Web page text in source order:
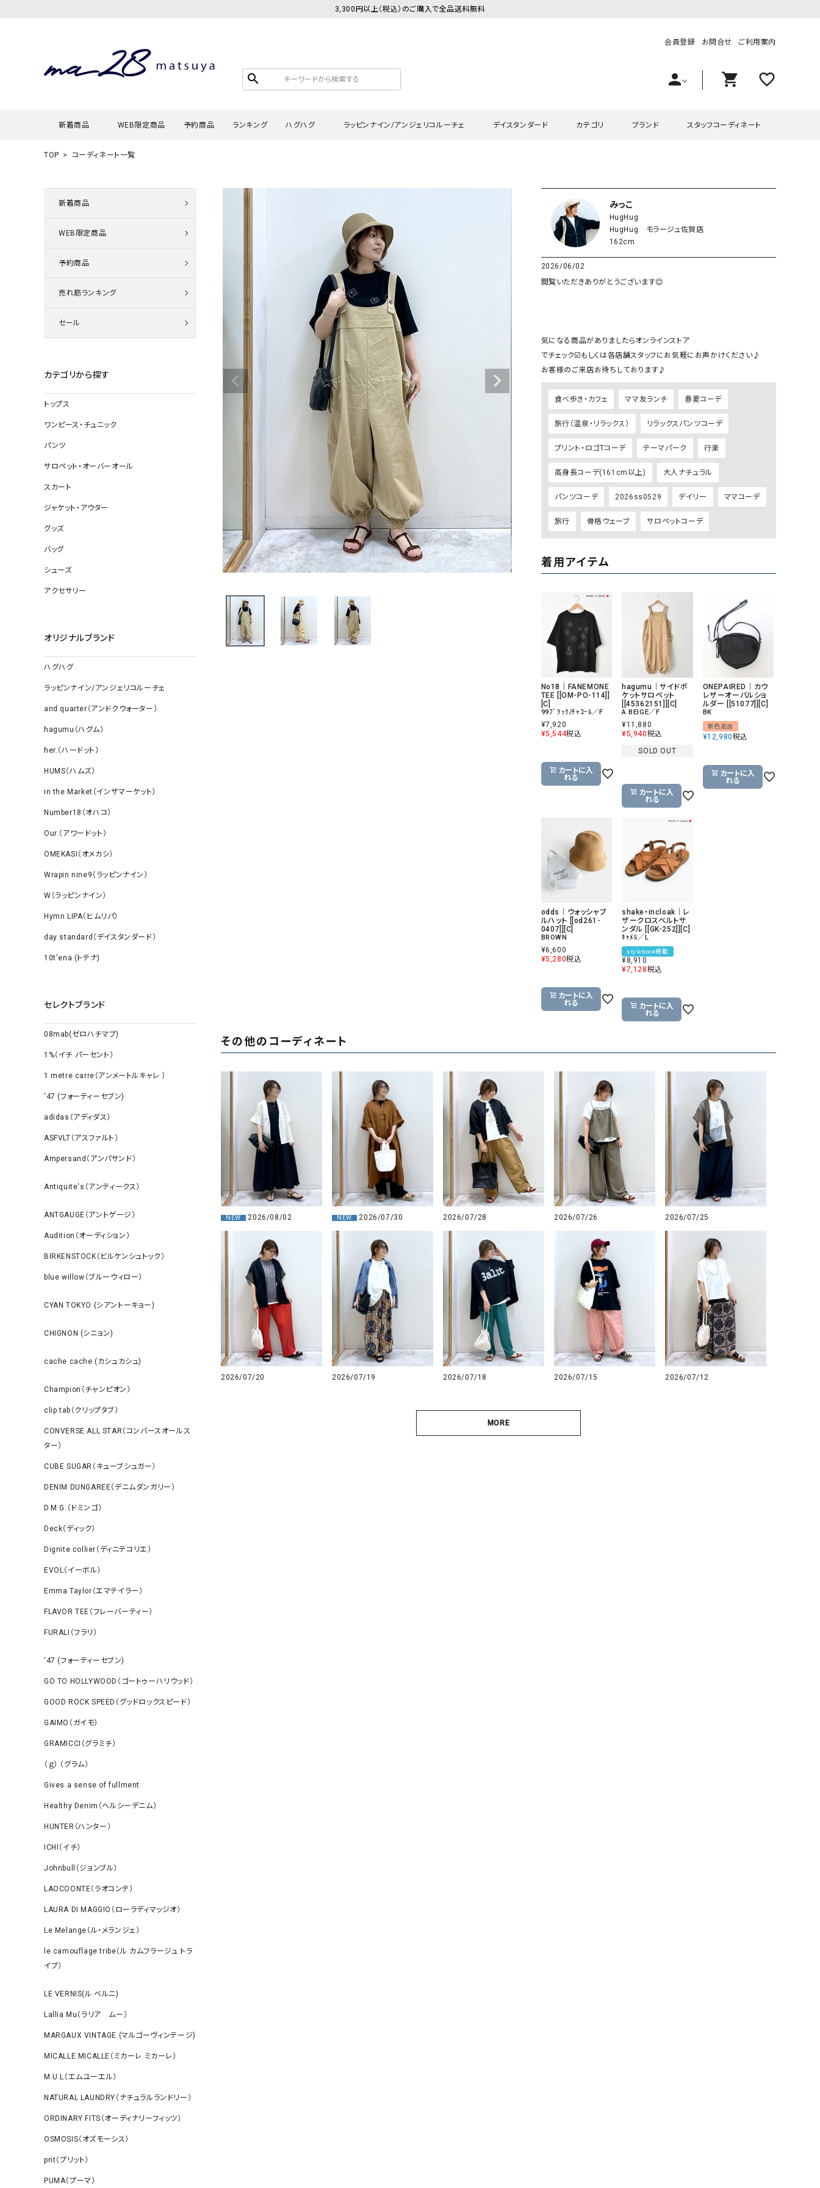
3,300円以上（税込）のご購入で全品送料無料
search
会員登録 お問合せ ご利用案内
person shopping_cart favorite_outline
新着商品 WEB限定商品 予約商品 ランキング ハグハグ
ロング・マキシ丈
その他スカート
すべて見る
帽子
ソックス
その他雑貨
ラッピンナイン/アンジェリコルーチェ
タンクトップ・キャミソール
デニムパンツ
その他のパンツ
ジャケット
その他アウター
デイスタンダード
チュニック
その他スカート
帽子
ソックス・その他雑貨
カテゴリ
ワンピース・チュニック
サロペット・オーバーオール
スカート
ジャケット・アウター
ワンピース・チュニック
サロペット・オーバーオール
ジャケット・アウター
ブランド
ラッピンナイン/アンジェリコルーチェ
hagumu（ハグム）
her.（ハードット）
and quarter（アンドクウォーター） HUMS（ハムズ）
Our.（アワードット）
1%（イチ パーセント）
1 metre carre（アンメートルキャレ ）
120%lino（ワンハンドレッドトゥエンティ
ーパーセントリノ）
adidas（アディダス）
Ampersand（アンパサンド）
Audition（オーディション）
ORDINARY FITS（オーディ
blue willow（ブルーウィロー） Osmosis（オズモシス）
blue willow（ブルーウィロー） prit（プリット）
CUBE SUGAR（キューブシュガー） PUMA（プーマ）
CONVERSE ALL STAR（コンバースオー
ルスター）
Risley（リズレー）
Champion（チャンピオン） RED CARD（レッドカード）
DENIM DUNGAREE（デニムダンガリー） SO（エスオー）
SUN VALLEY（サンバレー）
EVOL（イーボル）
ダ）
Emma Taylor（エマテイラー）
GO TO HOLLYWOOD（ゴートゥーハリウ
ッド）
G-STAR RAW（ジースターロウ）
GAIMO（ガイモ）
GRAMICCI（グラミチ）
Gives a sense of fullment
HUNTER（ハンター）
ILIMA（イリマ）
スタッフコーディネート
TOP コーディネート一覧
新着商品
WEB限定商品
予約商品
売れ筋ランキング
セール
カテゴリから探す
トップス
ワンピース・チュニック
パンツ
サロペット・オーバーオール
スカート
ジャケット・アウター
グッズ
バッグ
シューズ
アクセサリー
オリジナルブランド
ハグハグ
ラッピンナイン/アンジェリコルーチェ
and quarter（アンドクウォーター）
hagumu（ハグム）
her.（ハードット）
HUMS（ハムズ）
in the Market（インザマーケット）
Number18（オハコ）
Our.（アワードット）
OMEKASI（オメカシ）
Wrapin nine9（ラッピンナイン）
W（ラッピンナイン）
Hymn LIPA（ヒムリパ）
day standard（デイスタンダード）
10t'ena (トテナ)
セレクトブランド
08mab(ゼロハチマブ)
1%（イチ パーセント）
1 metre carre（アンメートルキャレ ）
‘47 (フォーティーセブン)
adidas（アディダス）
ASFVLT（アスファルト）
Ampersand（アンパサンド）
Antiquite's（アンティークス）
ANTGAUGE（アントゲージ）
Audition（オーディション）
BIRKENSTOCK（ビルケンシュトック）
blue willow（ブルーウィロー）
CYAN TOKYO (シアントーキョー)
CHIGNON (シニョン)
cache cache (カシュカシュ)
Champion（チャンピオン）
clip.tab（クリップタブ）
CONVERSE ALL STAR（コンバースオールス
ター）
CUBE SUGAR（キューブシュガー）
DENIM DUNGAREE（デニムダンガリー）
D.M.G.（ドミンゴ）
Deck（ディック）
Dignite collier（ディニテコリエ）
EVOL（イーボル）
Emma Taylor（エマテイラー）
FLAVOR TEE（フレーバーティー）
FURALI（フラリ）
‘47 (フォーティーセブン)
GO TO HOLLYWOOD（ゴートゥーハリウッド）
GOOD ROCK SPEED（グッドロックスピード）
GAIMO（ガイモ）
GRAMICCI（グラミチ）
（ｇ） （グラム）
Gives a sense of fullment
Healthy Denim（ヘルシーデニム）
HUNTER（ハンター）
ICHI（イチ）
Johnbull（ジョンブル）
LAOCOONTE（ラオコンテ）
LAURA DI MAGGIO（ローラディマッジオ）
Le Melange（ル・メランジェ）
le camouflage tribe（ル カムフラージュ トラ
イブ）
LE VERNIS(ル ベルニ)
Lallia Mu（ラリア ムー）
MARGAUX VINTAGE (マルゴーヴィンテージ)
MICALLE MICALLE（ミカーレ ミカーレ）
M.U.L（エムユーエル）
NATURAL LAUNDRY（ナチュラルランドリー）
ORDINARY FITS（オーディナリーフィッツ）
OSMOSIS（オズモーシス）
prit（プリット）
PUMA（プーマ）
みっこ
HugHug
HugHug モラージュ佐賀店
162cm
2026/06/02
閲覧いただきありがとうございます😊
気になる商品がありましたらオンラインストア
でチェック☑️もしくは各店舗スタッフにお気軽にお声かけください♪
お客様のご来店お待ちしております♪
食べ歩き・カフェ ママ友ランチ 春夏コーデ
旅行（温泉・リラックス） リラックスパンツコーデ
プリント・ロゴTコーデ テーマパーク 行楽
高身長コーデ(161cm以上) 大人ナチュラル
パンツコーデ 2026ss0529 デイリー ママコーデ
旅行 骨格ウェーブ サロペットコーデ
着用アイテム
No18｜FANEMONE
TEE [[OM-PO-114]]
[C]
99ﾌﾞﾗｯｸ/ﾁｬｺｰﾙ／F
¥7,920
¥5,544税込
カートに入
れる
hagumu｜サイドポ
ケットサロペット
[[45362151]][C]
A BEIGE／F
¥11,880
¥5,940税込
SOLD OUT
カートに入
れる
ONEPAIRED｜カウ
レザーオーバルショ
ルダー [[51077]][C]
BK
新色追加
¥12,980税込
カートに入
れる
odds｜ウォッシャブ
ルハット [[od261-
0407]][C]
BROWN
¥6,600
¥5,280税込
カートに入
れる
shake・incloak｜レ
ザークロスベルトサ
ンダル [[GK-252]][C]
ｷｬﾒﾙ／L
stylebook掲載
¥8,910
¥7,128税込
カートに入
れる
その他のコーディネート
NEW 2026/08/02 NEW 2026/07/30 2026/07/28 2026/07/26 2026/07/25
2026/07/20 2026/07/19 2026/07/18 2026/07/15 2026/07/12
MORE